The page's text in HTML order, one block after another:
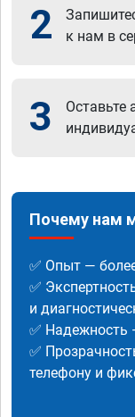
2
к нам в
3
Оставьте
Почему нам
✅ Опыт —
✅
и
✅ Надежность
✅
телефону и